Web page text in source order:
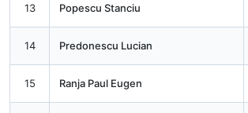
13 Popescu Stanciu
14 Predonescu Lucian
15 Ranja Paul Eugen